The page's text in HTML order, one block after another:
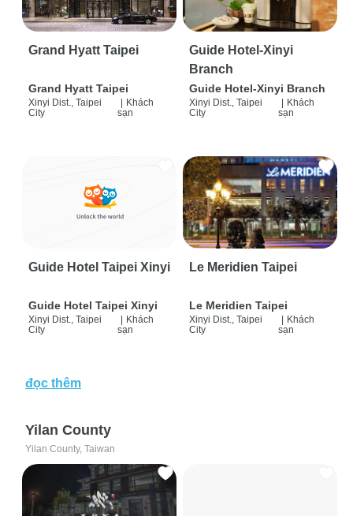
Grand Hyatt Taipei
Grand Hyatt Taipei
Xinyi Dist., Taipei
City
Khách
sạn
Guide Hotel-Xinyi
Branch
Guide Hotel-Xinyi Branch
Xinyi Dist., Taipei
City
Khách
sạn
Guide Hotel Taipei Xinyi
Guide Hotel Taipei Xinyi
Xinyi Dist., Taipei
City
| Khách
sạn
Le Meridien Taipei
Le Meridien Taipei
Xinyi Dist., Taipei
City
| Khách
sạn
đọc thêm
Yilan County
Yilan County, Taiwan